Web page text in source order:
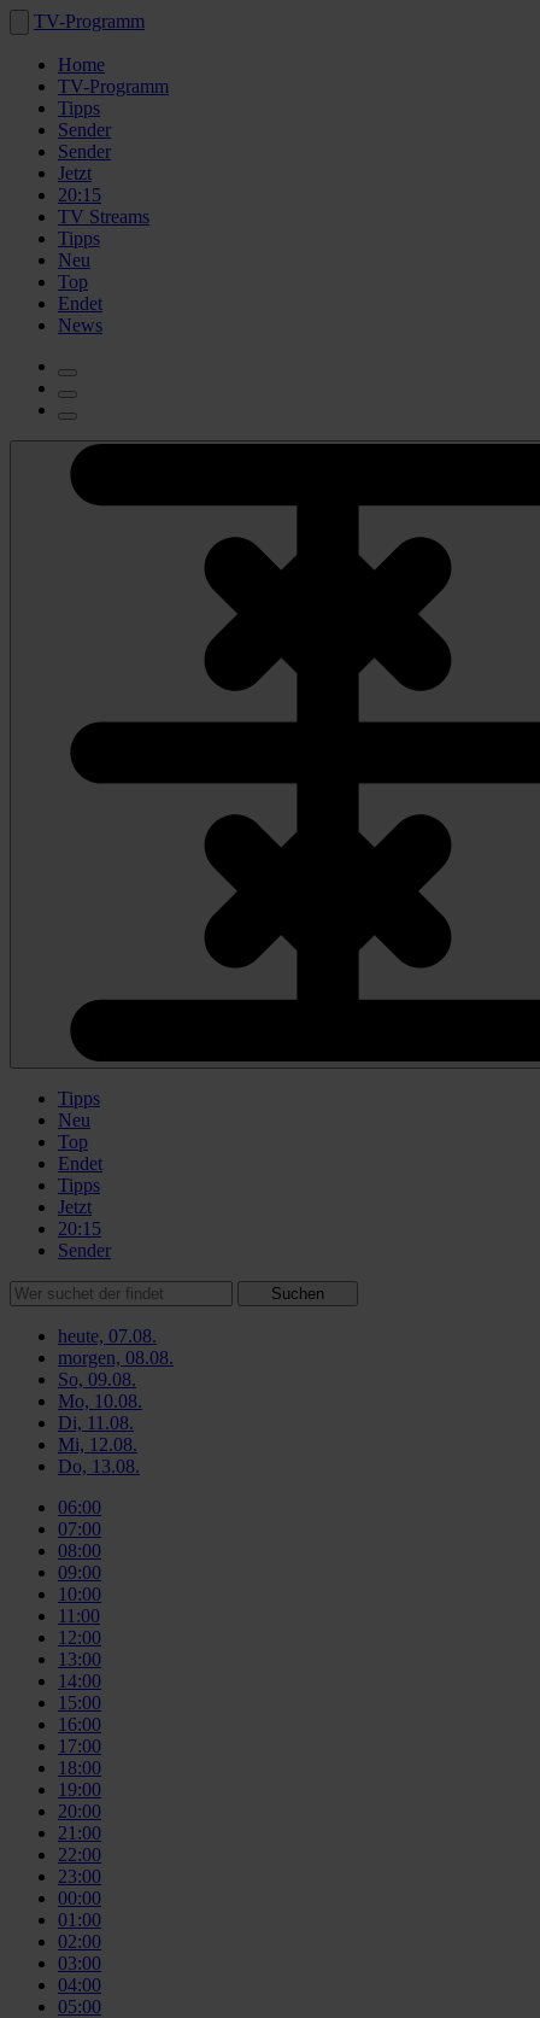
TV-Programm
Home
TV-Programm
Tipps
Sender
Sender
Jetzt
20:15
TV Streams
Tipps
Neu
Top
Endet
News
Tipps
Neu
Top
Endet
Tipps
Jetzt
20:15
Sender
Suchen
heute, 07.08.
morgen, 08.08.
So, 09.08.
Mo, 10.08.
Di, 11.08.
Mi, 12.08.
Do, 13.08.
06:00
07:00
08:00
09:00
10:00
11:00
12:00
13:00
14:00
15:00
16:00
17:00
18:00
19:00
20:00
21:00
22:00
23:00
00:00
01:00
02:00
03:00
04:00
05:00